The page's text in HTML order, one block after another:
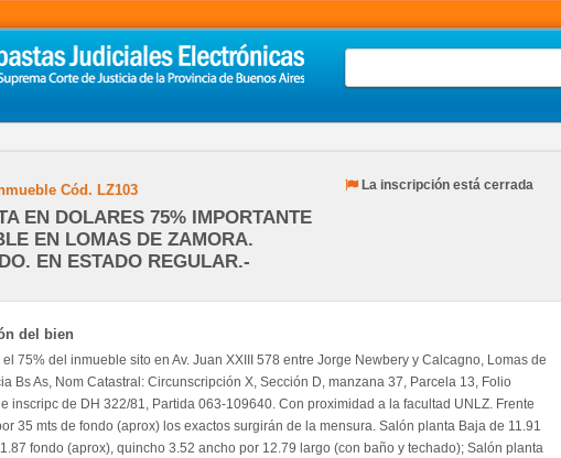
Cód. LZ103
EN DOLARES 75% IMPORTANTE
EN LOMAS DE ZAMORA.
EN ESTADO REGULAR.-
La inscripción está cerrada
del bien
75% del inmueble sito en Av. Juan XXIII 578 entre Jorge Newbery y Calcagno, Lomas de
Bs As, Nom Catastral: Circunscripción X, Sección D, manzana 37, Parcela 13, Folio
inscripc de DH 322/81, Partida 063-109640. Con proximidad a la facultad UNLZ. Frente
35 mts de fondo (aprox) los exactos surgirán de la mensura. Salón planta Baja de 11.91
fondo (aprox), quincho 3.52 ancho por 12.79 largo (con baño y techado); Salón planta